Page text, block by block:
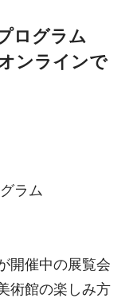
ログラム
ンラインで
ラム
開催中の展覧会
術館の楽しみ方